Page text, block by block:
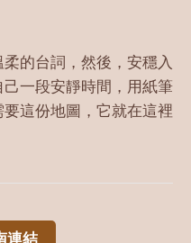
的台詞，然後，安穩入
一段安靜時間，用紙筆
這份地圖，它就在這裡
連結